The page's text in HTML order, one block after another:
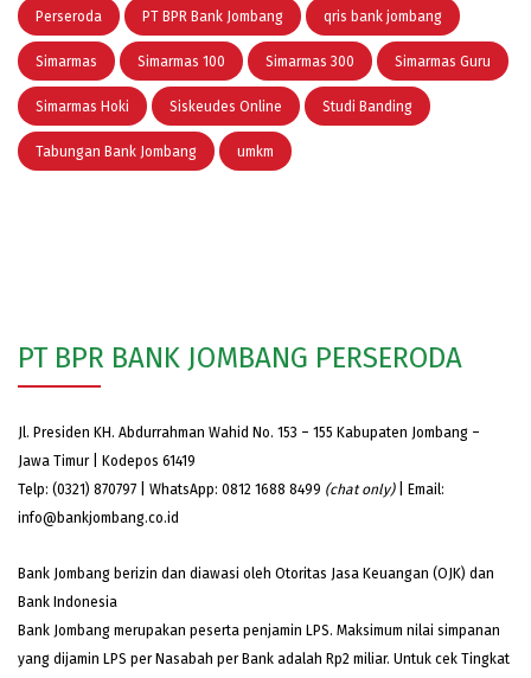
Perseroda PT BPR Bank Jombang qris bank jombang
Simarmas Simarmas 100 Simarmas 300 Simarmas Guru
Simarmas Hoki Siskeudes Online Studi Banding
Tabungan Bank Jombang umkm
PT BPR BANK JOMBANG PERSERODA
Jl. Presiden KH. Abdurrahman Wahid No. 153 – 155 Kabupaten Jombang –
Jawa Timur | Kodepos 61419
Telp: (0321) 870797 | WhatsApp: 0812 1688 8499 (chat only)| Email:
info@bankjombang.co.id
Bank Jombang berizin dan diawasi oleh Otoritas Jasa Keuangan (OJK) dan
Bank Indonesia
Bank Jombang merupakan peserta penjamin LPS. Maksimum nilai simpanan
yang dijamin LPS per Nasabah per Bank adalah Rp2 miliar. Untuk cek Tingkat